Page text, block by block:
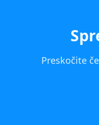
Preskočite